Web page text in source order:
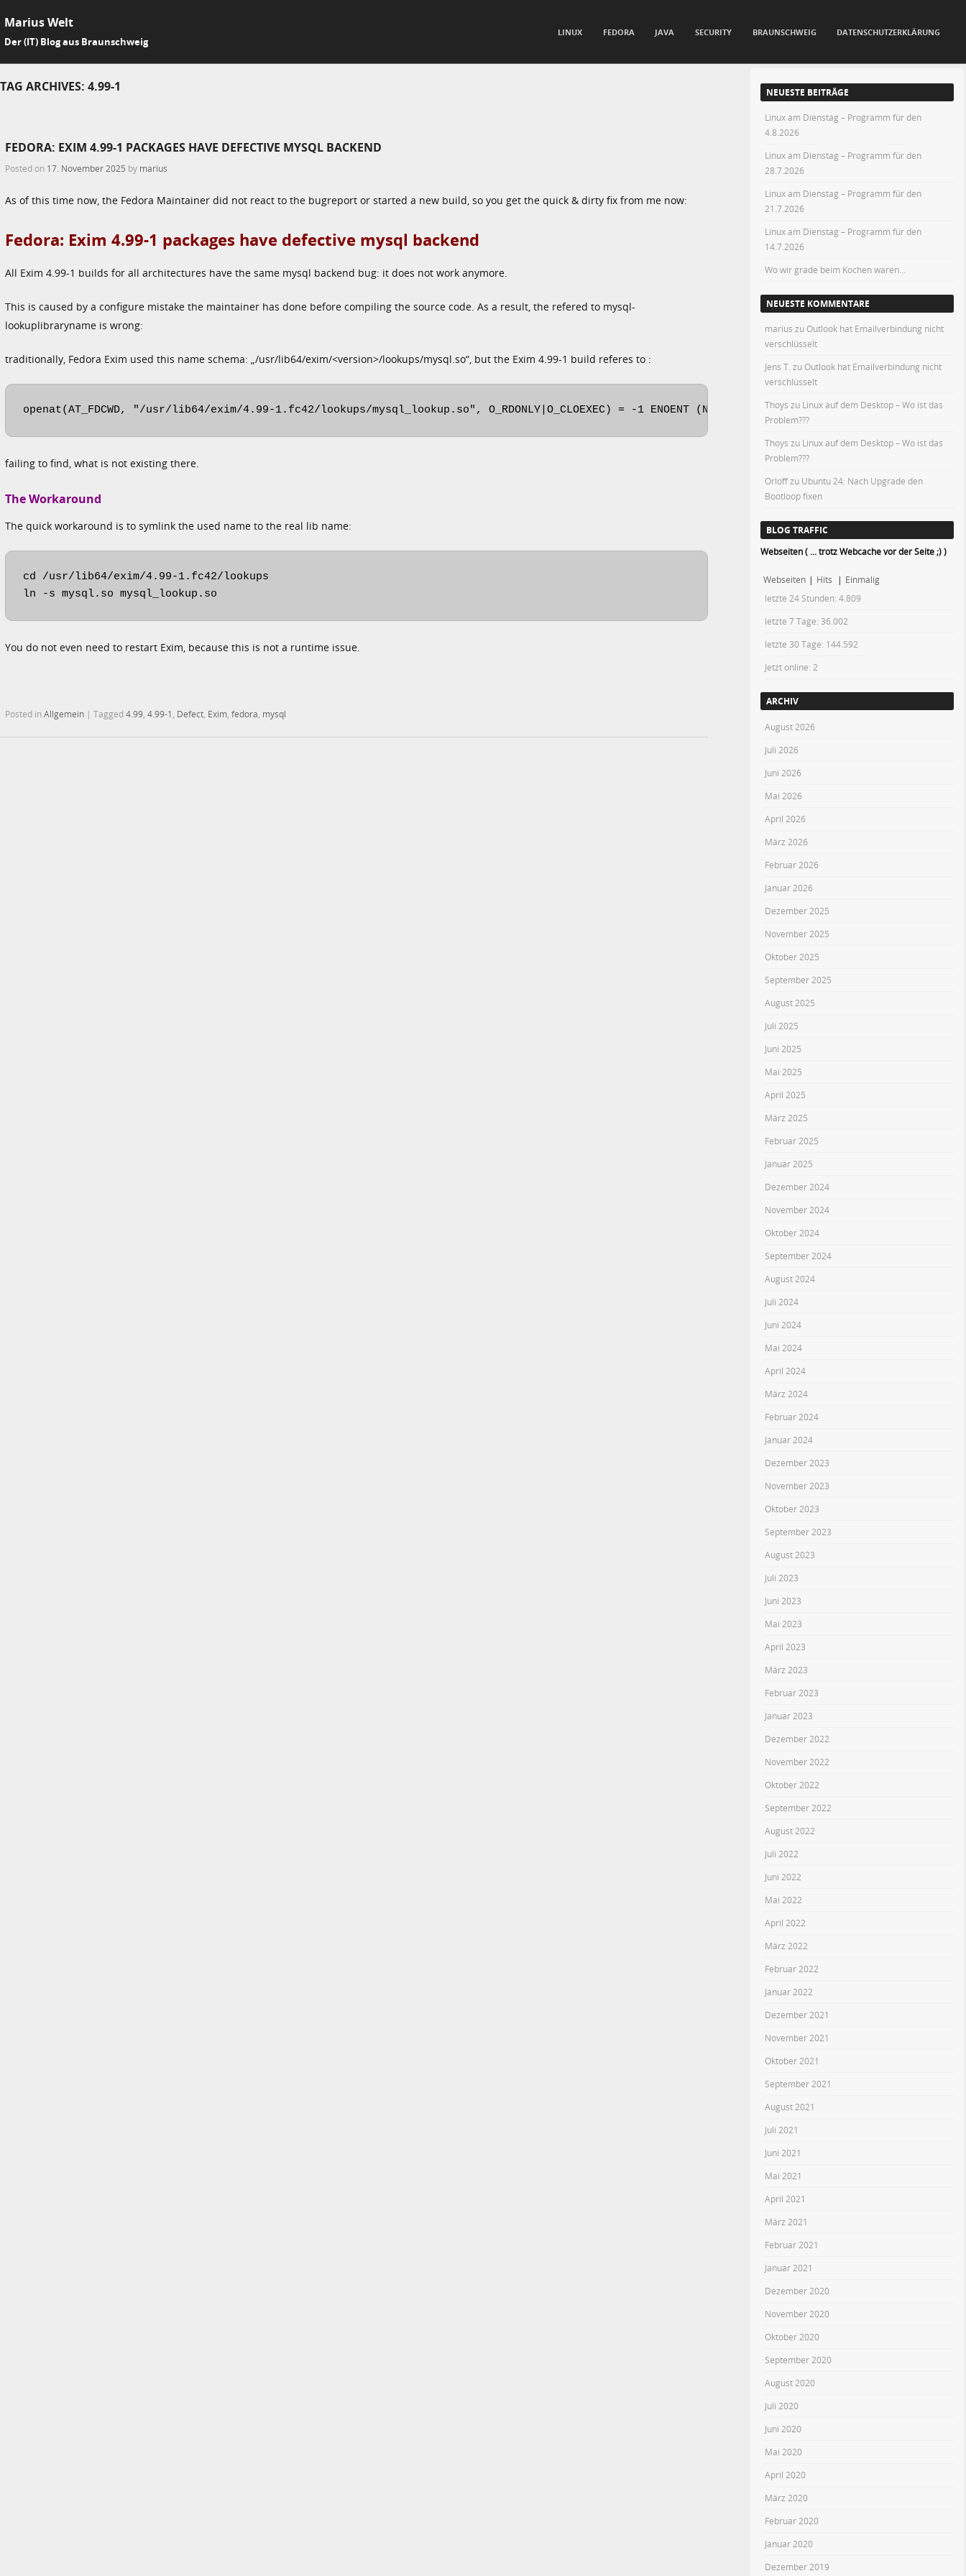
Marius Welt
Der (IT) Blog aus Braunschweig
LINUX FEDORA JAVA SECURITY BRAUNSCHWEIG DATENSCHUTZERKLÄRUNG
TAG ARCHIVES: 4.99-1
FEDORA: EXIM 4.99-1 PACKAGES HAVE DEFECTIVE MYSQL BACKEND
Posted on 17. November 2025 by marius
As of this time now, the Fedora Maintainer did not react to the bugreport or started a new build, so you get the quick & dirty fix from me now:
Fedora: Exim 4.99-1 packages have defective mysql backend
All Exim 4.99-1 builds for all architectures have the same mysql backend bug: it does not work anymore.
This is caused by a configure mistake the maintainer has done before compiling the source code. As a result, the refered to mysql-
lookuplibraryname is wrong:
traditionally, Fedora Exim used this name schema: „/usr/lib64/exim/<version>/lookups/mysql.so“, but the Exim 4.99-1 build referes to :
openat(AT_FDCWD, "/usr/lib64/exim/4.99-1.fc42/lookups/mysql_lookup.so", O_RDONLY|O_CLOEXEC) = -1 ENOENT (No such file or directory)
failing to find, what is not existing there.
The Workaround
The quick workaround is to symlink the used name to the real lib name:
cd /usr/lib64/exim/4.99-1.fc42/lookups
ln -s mysql.so mysql_lookup.so
You do not even need to restart Exim, because this is not a runtime issue.
Posted inAllgemein | Tagged4.99 4.99-1 Defect Exim fedora mysql
NEUESTE BEITRÄGE
Linux am Dienstag – Programm für den
4.8.2026
Linux am Dienstag – Programm für den
28.7.2026
Linux am Dienstag – Programm für den
21.7.2026
Linux am Dienstag – Programm für den
14.7.2026
Wo wir grade beim Kochen waren…
NEUESTE KOMMENTARE
marius zuOutlook hat Emailverbindung nicht
verschlüsselt
Jens T. zuOutlook hat Emailverbindung nicht
verschlüsselt
Thoys zu Linux auf dem Desktop – Wo ist das
Problem???
Thoys zu Linux auf dem Desktop – Wo ist das
Problem???
Orloffzu Ubuntu 24: Nach Upgrade den
Bootloop fixen
BLOG TRAFFIC
Webseiten ( ... trotz Webcache vor der Seite ;) )
Webseiten | Hits | Einmalig
letzte 24 Stunden:4.809
letzte 7 Tage: 36.002
letzte 30 Tage: 144.592
Jetzt online: 2
ARCHIV
August 2026
Juli 2026
Juni 2026
Mai 2026
April 2026
März 2026
Februar 2026
Januar 2026
Dezember 2025
November 2025
Oktober 2025
September 2025
August 2025
Juli 2025
Juni 2025
Mai 2025
April 2025
März 2025
Februar 2025
Januar 2025
Dezember 2024
November 2024
Oktober 2024
September 2024
August 2024
Juli 2024
Juni 2024
Mai 2024
April 2024
März 2024
Februar 2024
Januar 2024
Dezember 2023
November 2023
Oktober 2023
September 2023
August 2023
Juli 2023
Juni 2023
Mai 2023
April 2023
März 2023
Februar 2023
Januar 2023
Dezember 2022
November 2022
Oktober 2022
September 2022
August 2022
Juli 2022
Juni 2022
Mai 2022
April 2022
März 2022
Februar 2022
Januar 2022
Dezember 2021
November 2021
Oktober 2021
September 2021
August 2021
Juli 2021
Juni 2021
Mai 2021
April 2021
März 2021
Februar 2021
Januar 2021
Dezember 2020
November 2020
Oktober 2020
September 2020
August 2020
Juli 2020
Juni 2020
Mai 2020
April 2020
März 2020
Februar 2020
Januar 2020
Dezember 2019